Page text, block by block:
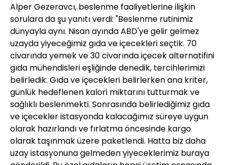
Alper Gezeravcı, beslenme faaliyetlerine ilişkin
sorulara da şu yanıtı verdi: "Beslenme rutinimiz
dünyayla aynı. Nisan ayında ABD'ye gelir gelmez
uzayda yiyeceğimiz gıda ve içecekleri seçtik. 70
civarında yemek ve 30 civarında içecek alternatifini
gıda mühendisleri eşliğinde denedik, tercihlerimizi
belirledik. Gıda ve içecekleri belirlerken ana kriter,
günlük hedeflenen kalori miktarını tutturmak ve
sağlıklı beslenmekti. Sonrasında belirlediğimiz gıda
ve içecekler istasyonda kalacağımız süreye uygun
olarak hazırlandı ve fırlatma öncesinde kargo
olarak taşınmak üzere paketlendi. Hatta biz daha
uzay istasyonuna gelmeden yiyeceklerimiz buraya